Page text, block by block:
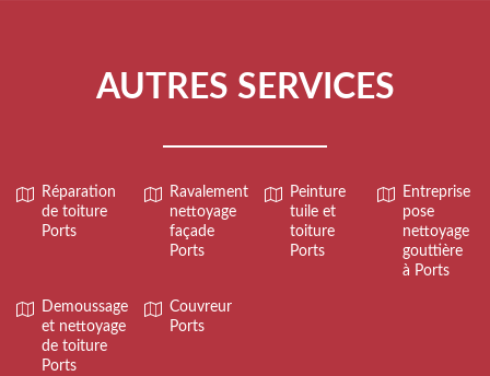
AUTRES SERVICES
Réparation
de toiture
Ports
Ravalement
nettoyage
façade
Ports
Peinture
tuile et
toiture
Ports
Entreprise
pose
nettoyage
gouttière
à Ports
Demoussage
et nettoyage
de toiture
Ports
Couvreur
Ports